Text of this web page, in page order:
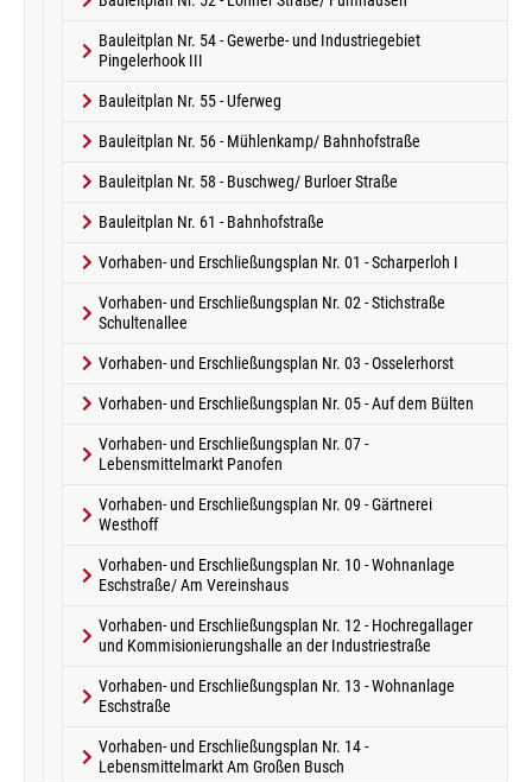
Bauleitplan Nr. 54 - Gewerbe- und Industriegebiet
Pingelerhook III
Bauleitplan Nr. 55 - Uferweg
Bauleitplan Nr. 56 - Mühlenkamp/ Bahnhofstraße
Bauleitplan Nr. 58 - Buschweg/ Burloer Straße
Bauleitplan Nr. 61 - Bahnhofstraße
Vorhaben- und Erschließungsplan Nr. 01 - Scharperloh I
Vorhaben- und Erschließungsplan Nr. 02 - Stichstraße
Schultenallee
Vorhaben- und Erschließungsplan Nr. 03 - Osselerhorst
Vorhaben- und Erschließungsplan Nr. 05 - Auf dem Bülten
Vorhaben- und Erschließungsplan Nr. 07 -
Lebensmittelmarkt Panofen
Vorhaben- und Erschließungsplan Nr. 09 - Gärtnerei
Westhoff
Vorhaben- und Erschließungsplan Nr. 10 - Wohnanlage
Eschstraße/ Am Vereinshaus
Vorhaben- und Erschließungsplan Nr. 12 - Hochregallager
und Kommisionierungshalle an der Industriestraße
Vorhaben- und Erschließungsplan Nr. 13 - Wohnanlage
Eschstraße
Vorhaben- und Erschließungsplan Nr. 14 -
Lebensmittelmarkt Am Großen Busch